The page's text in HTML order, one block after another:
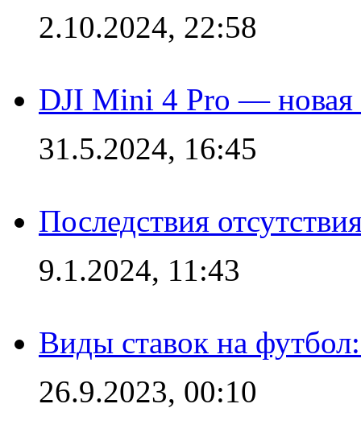
2.10.2024, 22:58
DJI Mini 4 Pro — новая
31.5.2024, 16:45
Последствия
9.1.2024, 11:43
Виды ставок на
26.9.2023, 00:10